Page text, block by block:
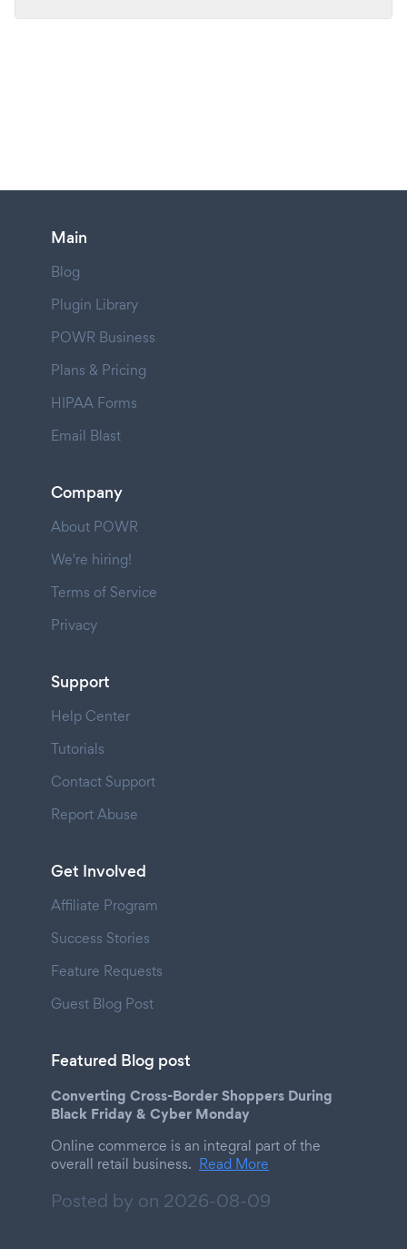
Main
Blog
Plugin Library
POWR Business
Plans & Pricing
HIPAA Forms
Email Blast
Company
About POWR
We're hiring!
Terms of Service
Privacy
Support
Help Center
Tutorials
Contact Support
Report Abuse
Get Involved
Affiliate Program
Success Stories
Feature Requests
Guest Blog Post
Featured Blog post
Converting Cross-Border Shoppers During
Black Friday & Cyber Monday
Online commerce is an integral part of the
overall retail business. Read More
Posted by on 2026-08-09